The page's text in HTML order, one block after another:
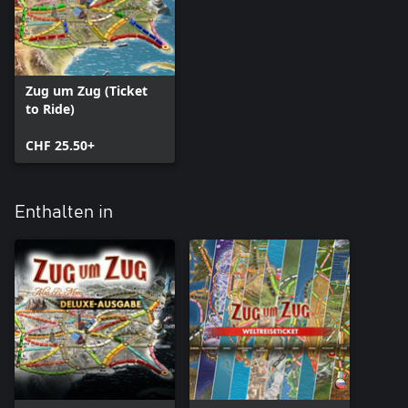
Zug um Zug (Ticket
to Ride)
CHF 25.50+
Enthalten in